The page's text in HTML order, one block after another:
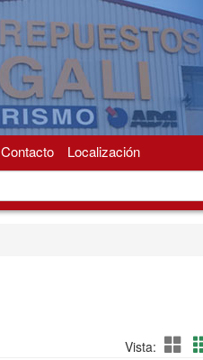
Contacto Localización
Vista: